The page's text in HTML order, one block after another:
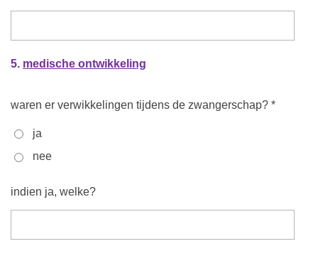
5. medische ontwikkeling
waren er verwikkelingen tijdens de zwangerschap? *
ja
nee
indien ja, welke?